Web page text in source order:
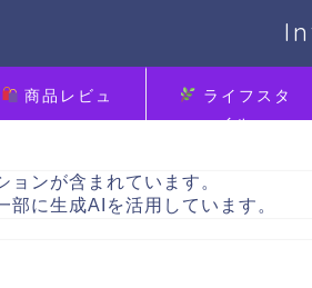
商品レビュ
ー
ライフスタ
イル
ンが含まれています。
に生成AIを活用しています。